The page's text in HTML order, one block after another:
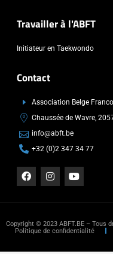
Travailler à l'ABFT
Initiateur en Taekwondo
Contact
Association Belge
Chaussée de Wavre,
info@abft.be
+32 (0)2 347 34 77
Copyright © 2023 ABFT.BE – Tous
Politique de confidentialité